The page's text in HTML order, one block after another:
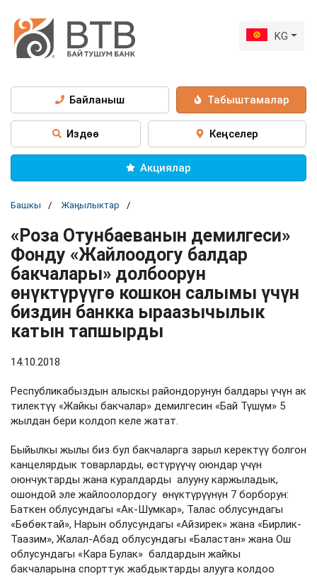
KG
Байланыш Табыштамалар
Издөө Кеңселер
Акциялар
Башкы Жаңылыктар
«Роза Отунбаеванын демилгеси»
Фонду «Жайлоодогу балдар
бакчалары» долбоорун
өнүктүрүүгө кошкон салымы үчүн
биздин банкка ыраазычылык
катын тапшырды
14.10.2018
Республикабыздын алыскы райондорунун балдары үчүн ак
тилектүү «Жайкы бакчалар» демилгесин «Бай Түшүм» 5
жылдан бери колдоп келе жатат.
Быйылкы жылы биз бул бакчаларга зарыл керектүү болгон
канцелярдык товарларды, өстүрүүчү оюндар үчүн
оюнчуктарды жана куралдарды алууну каржыладык,
ошондой эле жайлоолордогу өнүктүрүүнүн 7 борборун:
Баткен облусундагы «Ак-Шумкар», Талас облусундагы
«Бөбөктай», Нарын облусундагы «Айзирек» жана «Бирлик-
Таазим», Жалал-Абад облусундагы «Баластан» жана Ош
облусундагы «Кара Булак» балдардын жайкы
бакчаларына спорттук жабдыктарды алууга колдоо